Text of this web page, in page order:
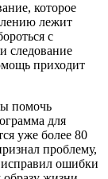
которое
лежит
с
следование
приходит
помочь
для
уже более 80
проблему,
ошибки